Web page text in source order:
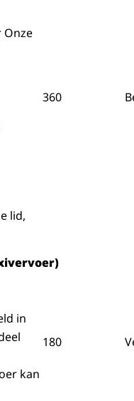
Onze
lid,
360
in
kan
180